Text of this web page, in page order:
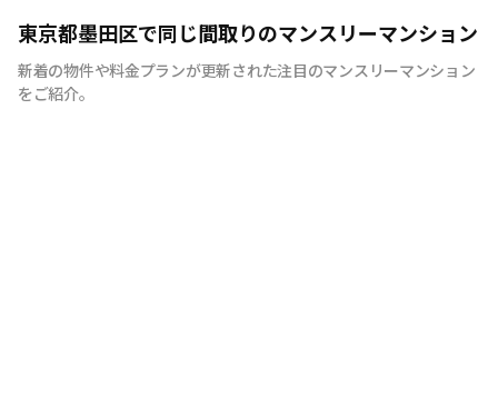
意味ある新産業を創り続ける
東京都墨田区で同じ間取りのマンスリーマンション
新着の物件や料金プランが更新された注目のマンスリーマンション
をご紹介。